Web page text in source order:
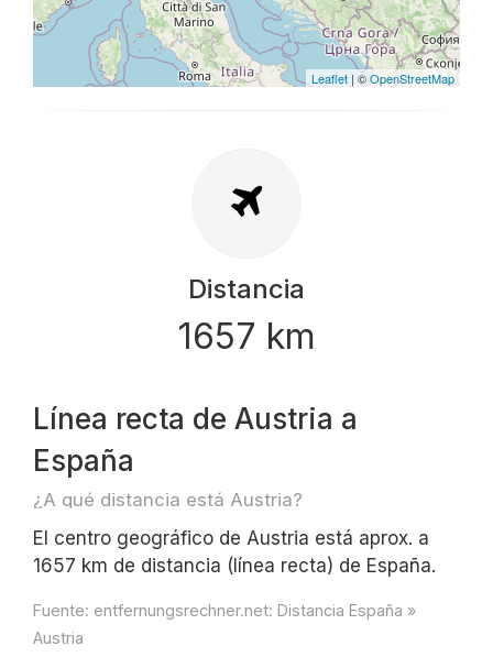
Leaflet | ©OpenStreetMap
Distancia
1657 km
Línea recta de Austria a
España
¿A qué distancia está Austria?
El centro geográfico de Austria está aprox. a
1657 km de distancia (línea recta) de España.
Fuente: entfernungsrechner.net: Distancia España »
Austria